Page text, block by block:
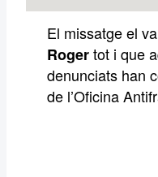
El missatge el
Rogertot i que
denunciats han
de l’Oficina